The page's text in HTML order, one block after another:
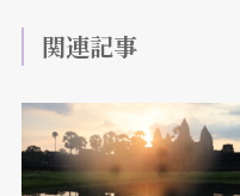
関連記事